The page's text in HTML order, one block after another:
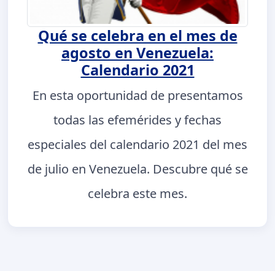
Qué se celebra en el mes de
agosto en Venezuela:
Calendario 2021
En esta oportunidad de presentamos
todas las efemérides y fechas
especiales del calendario 2021 del mes
de julio en Venezuela. Descubre qué se
celebra este mes.